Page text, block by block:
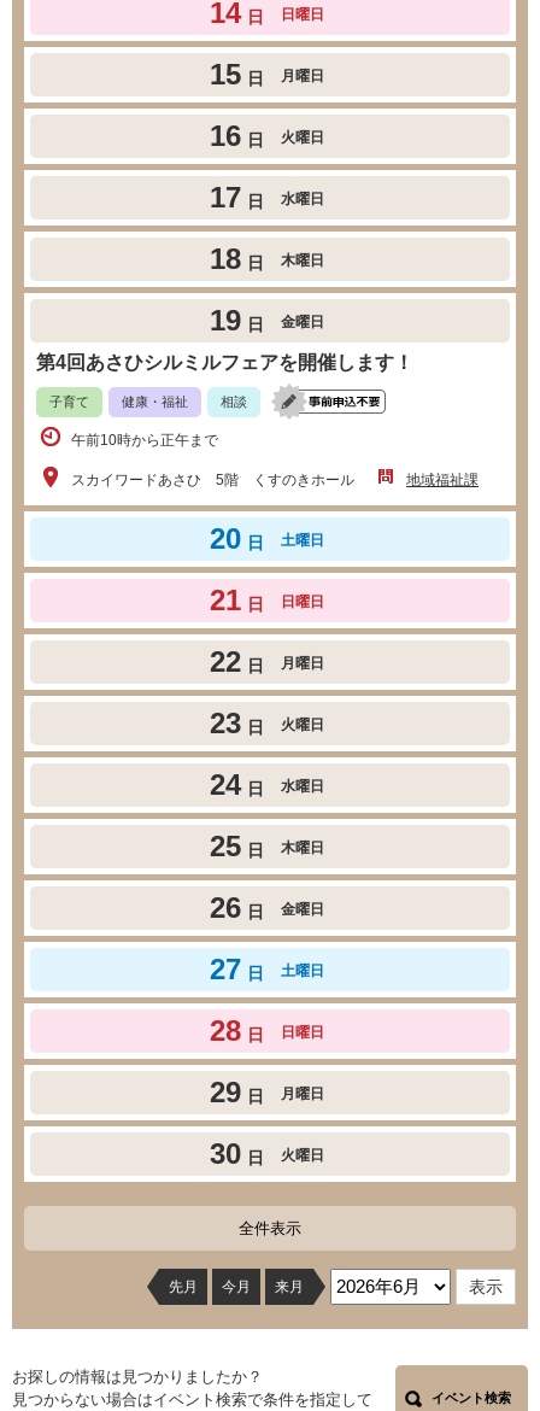
14 日 日曜日
15 日 月曜日
16 日 火曜日
17 日 水曜日
18 日 木曜日
19 日 金曜日
第4回あさひシルミルフェアを開催します！
子育て 健康・福祉 相談
午前10時から正午まで
スカイワードあさひ 5階 くすのきホール 地域福祉課
20 日 土曜日
21 日 日曜日
22 日 月曜日
23 日 火曜日
24 日 水曜日
25 日 木曜日
26 日 金曜日
27 日 土曜日
28 日 日曜日
29 日 月曜日
30 日 火曜日
全件表示
先月 今月 来月
お探しの情報は見つかりましたか？
見つからない場合はイベント検索で条件を指定して
イベント検索